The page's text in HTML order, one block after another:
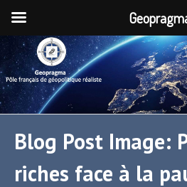
Blog Post Image:
riches face à la